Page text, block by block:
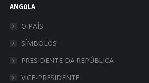
ANGOLA
O PAÍS
SÍMBOLOS
PRESIDENTE DA REPÚBLICA
VICE-PRESIDENTE